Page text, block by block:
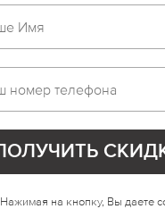
Нажимая на кнопку, Вы даете